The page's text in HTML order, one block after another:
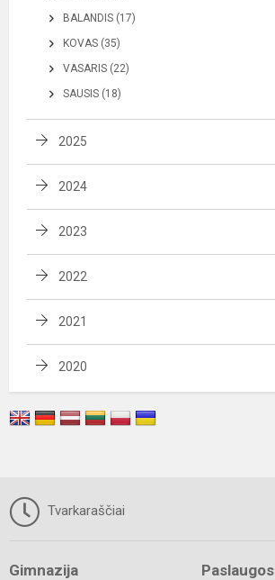
BALANDIS (17)
KOVAS (35)
VASARIS (22)
SAUSIS (18)
2025
2024
2023
2022
2021
2020
Tvarkaraščiai
Gimnazija Paslaugos